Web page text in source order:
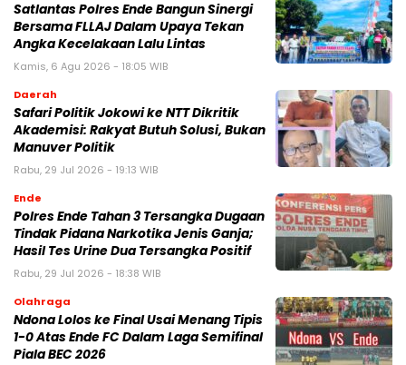
Satlantas Polres Ende Bangun Sinergi
Bersama FLLAJ Dalam Upaya Tekan
Angka Kecelakaan Lalu Lintas
Kamis, 6 Agu 2026 - 18:05 WIB
Daerah
Safari Politik Jokowi ke NTT Dikritik
Akademisi: Rakyat Butuh Solusi, Bukan
Manuver Politik
Rabu, 29 Jul 2026 - 19:13 WIB
Ende
Polres Ende Tahan 3 Tersangka Dugaan
Tindak Pidana Narkotika Jenis Ganja;
Hasil Tes Urine Dua Tersangka Positif
Rabu, 29 Jul 2026 - 18:38 WIB
Olahraga
Ndona Lolos ke Final Usai Menang Tipis
1-0 Atas Ende FC Dalam Laga Semifinal
Piala BEC 2026